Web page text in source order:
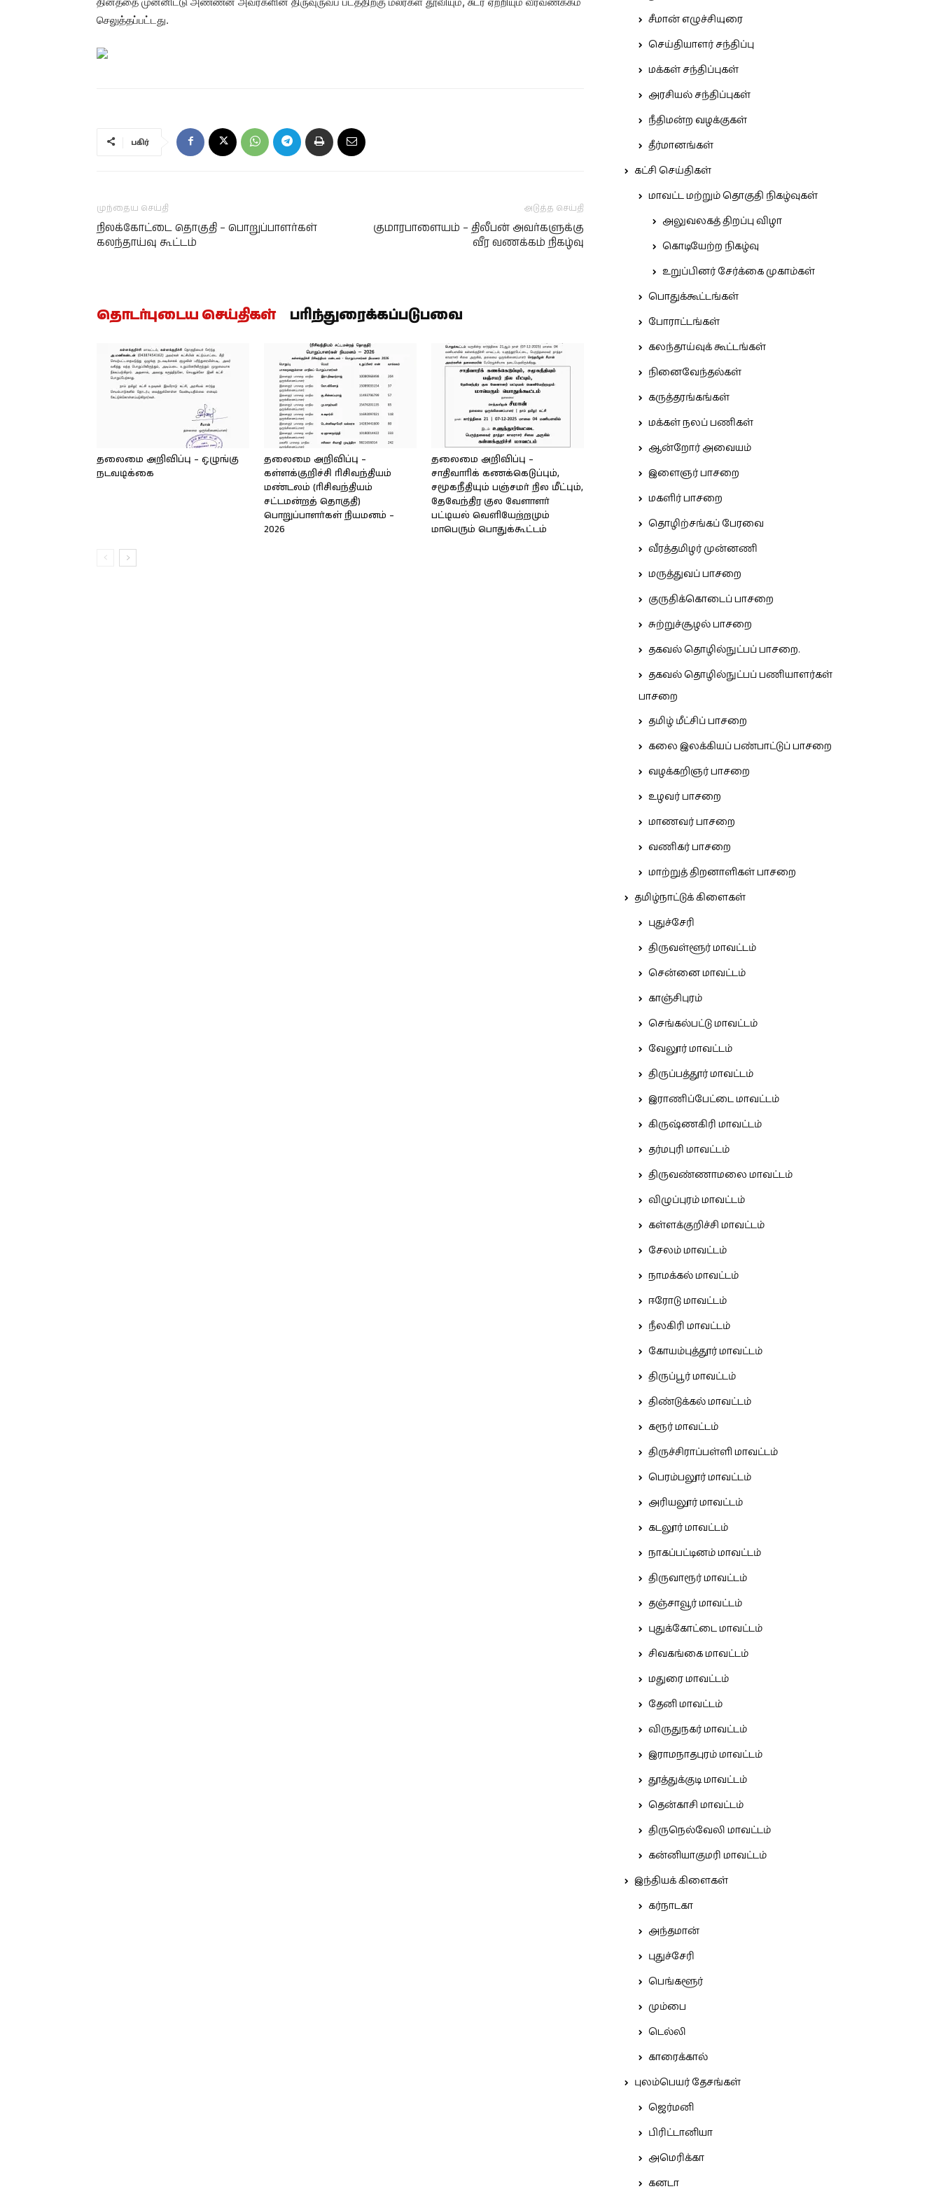
செலுத்தப்பட்டது.
பகிர்
முந்தைய செய்தி
நிலக்கோட்டை தொகுதி – பொறுப்பாளர்கள்
கலந்தாய்வு கூட்டம்
அடுத்த செய்தி
குமாரபாளையம் – திலீபன் அவர்களுக்கு
வீர வணக்கம் நிகழ்வு
தொடர்புடைய செய்திகள் பரிந்துரைக்கப்படுபவை
தலைமை அறிவிப்பு – ஒழுங்கு
நடவடிக்கை
தலைமை அறிவிப்பு –
கள்ளக்குறிச்சி ரிசிவந்தியம்
மண்டலம் (ரிசிவந்தியம்
சட்டமன்றத் தொகுதி)
பொறுப்பாளர்கள் நியமனம் –
2026
தலைமை அறிவிப்பு –
சாதிவாரிக் கணக்கெடுப்பும்,
சமூகநீதியும் பஞ்சமர் நில மீட்பும்,
தேவேந்திர குல வேளாளர்
பட்டியல் வெளியேற்றமும்
மாபெரும் பொதுக்கூட்டம்
சீமான் எழுச்சியுரை
செய்தியாளர் சந்திப்பு
மக்கள் சந்திப்புகள்
அரசியல் சந்திப்புகள்
நீதிமன்ற வழக்குகள்
தீர்மானங்கள்
கட்சி செய்திகள்
மாவட்ட மற்றும் தொகுதி நிகழ்வுகள்
அலுவலகத் திறப்பு விழா
கொடியேற்ற நிகழ்வு
உறுப்பினர் சேர்க்கை முகாம்கள்
பொதுக்கூட்டங்கள்
போராட்டங்கள்
கலந்தாய்வுக் கூட்டங்கள்
நினைவேந்தல்கள்
கருத்தரங்கங்கள்
மக்கள் நலப் பணிகள்
ஆன்றோர் அவையம்
இளைஞர் பாசறை
மகளிர் பாசறை
தொழிற்சங்கப் பேரவை
வீரத்தமிழர் முன்னணி
மருத்துவப் பாசறை
குருதிக்கொடைப் பாசறை
சுற்றுச்சூழல் பாசறை
தகவல் தொழில்நுட்பப் பாசறை.
தகவல் தொழில்நுட்பப் பணியாளர்கள்
பாசறை
தமிழ் மீட்சிப் பாசறை
கலை இலக்கியப் பண்பாட்டுப் பாசறை
வழக்கறிஞர் பாசறை
உழவர் பாசறை
மாணவர் பாசறை
வணிகர் பாசறை
மாற்றுத் திறனாளிகள் பாசறை
தமிழ்நாட்டுக் கிளைகள்
புதுச்சேரி
திருவள்ளூர் மாவட்டம்
சென்னை மாவட்டம்
காஞ்சிபுரம்
செங்கல்பட்டு மாவட்டம்
வேலூர் மாவட்டம்
திருப்பத்தூர் மாவட்டம்
இராணிப்பேட்டை மாவட்டம்
கிருஷ்ணகிரி மாவட்டம்
தர்மபுரி மாவட்டம்
திருவண்ணாமலை மாவட்டம்
விழுப்புரம் மாவட்டம்
கள்ளக்குறிச்சி மாவட்டம்
சேலம் மாவட்டம்
நாமக்கல் மாவட்டம்
ஈரோடு மாவட்டம்
நீலகிரி மாவட்டம்
கோயம்புத்தூர் மாவட்டம்
திருப்பூர் மாவட்டம்
திண்டுக்கல் மாவட்டம்
கரூர் மாவட்டம்
திருச்சிராப்பள்ளி மாவட்டம்
பெரம்பலூர் மாவட்டம்
அரியலூர் மாவட்டம்
கடலூர் மாவட்டம்
நாகப்பட்டினம் மாவட்டம்
திருவாரூர் மாவட்டம்
தஞ்சாவூர் மாவட்டம்
புதுக்கோட்டை மாவட்டம்
சிவகங்கை மாவட்டம்
மதுரை மாவட்டம்
தேனி மாவட்டம்
விருதுநகர் மாவட்டம்
இராமநாதபுரம் மாவட்டம்
தூத்துக்குடி மாவட்டம்
தென்காசி மாவட்டம்
திருநெல்வேலி மாவட்டம்
கன்னியாகுமரி மாவட்டம்
இந்தியக் கிளைகள்
கர்நாடகா
அந்தமான்
புதுச்சேரி
பெங்களூர்
மும்பை
டெல்லி
காரைக்கால்
புலம்பெயர் தேசங்கள்
ஜெர்மனி
பிரிட்டானியா
அமெரிக்கா
கனடா